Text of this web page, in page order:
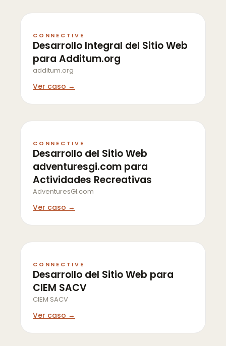
CONNECTIVE
Desarrollo Integral del Sitio Web
para Additum.org
additum.org
Ver caso →
CONNECTIVE
Desarrollo del Sitio Web
adventuresgi.com para
Actividades Recreativas
AdventuresGI.com
Ver caso →
CONNECTIVE
Desarrollo del Sitio Web para
CIEM SACV
CIEM SACV
Ver caso →